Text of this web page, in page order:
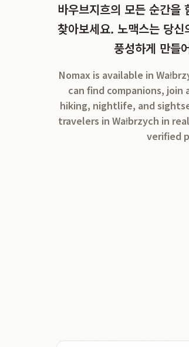
바우브지흐의 모든 순간을
찾아보세요. 노맥스는 당
풍성하게 만들
Nomax is available in
can find companions,
hiking, nightlife, and
travelers in Wałbrzych in
verified